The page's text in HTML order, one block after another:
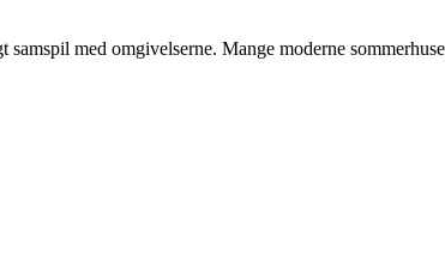
med omgivelserne. Mange moderne